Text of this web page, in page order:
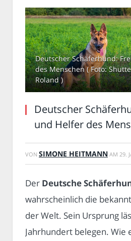
Deutscher Schäferhund:
des Menschen ( Foto:
Roland )
Deutscher
und Helfer des
VON SIMONE HEITMANN AM 29.
Der Deutsche
wahrscheinlich die
der Welt. Sein Ursprung
Jahrhundert belegen. Wie